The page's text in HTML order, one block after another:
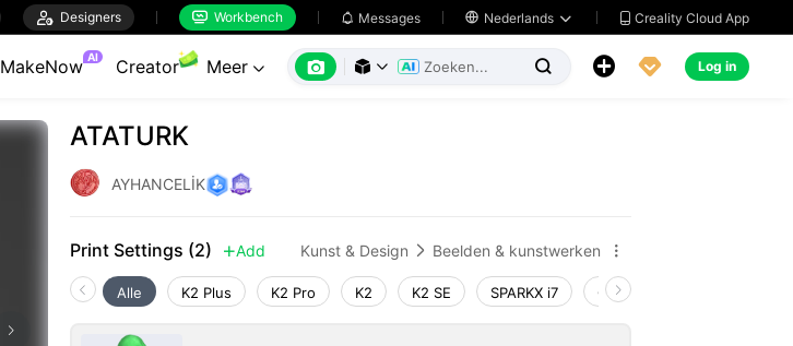
 Designers  Workbench  Messages  Nederlands   Creality Cloud App
MakeNow AI Creator Meer        Log in
ATATURK
AYHANCELİK
Print Settings (2) Add Kunst & Design  Beelden & kunstwerken 
Alle K2 Plus K2 Pro K2 K2 SE SPARKX i7 Creality Hi